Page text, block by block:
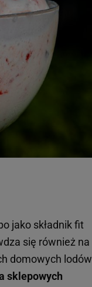
jako składnik fit
się również na
domowych lodów
sklepowych